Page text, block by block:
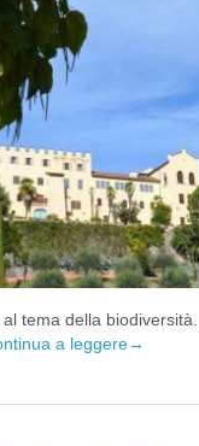
tema della
a leggere→